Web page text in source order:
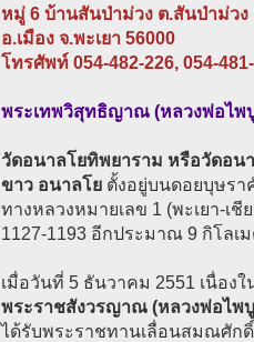
หมู่ 6 บ้านสันป่าม่วง ต.สันป่าม่วง
อ.เมือง จ.พะเยา 56000
โทรศัพท์ 054-482-226, 054-
พระเทพวิสุทธิญาณ (หลวงพ่อไพ
วัดอนาลโยทิพยาราม หรือวัดอน
ขาว อนาลโย ตั้งอยู่บนดอยบุษรา
ทางหลวงหมายเลข 1 (พะเยา-เ
1127-1193 อีกประมาณ 9 กิโลเ
เมื่อวันที่ 5 ธันวาคม 2551 เนื่อง
พระราชสังวรญาณ (หลวงพ่อไพ
ได้รับพระราชทานเลื่อนสมณศัก